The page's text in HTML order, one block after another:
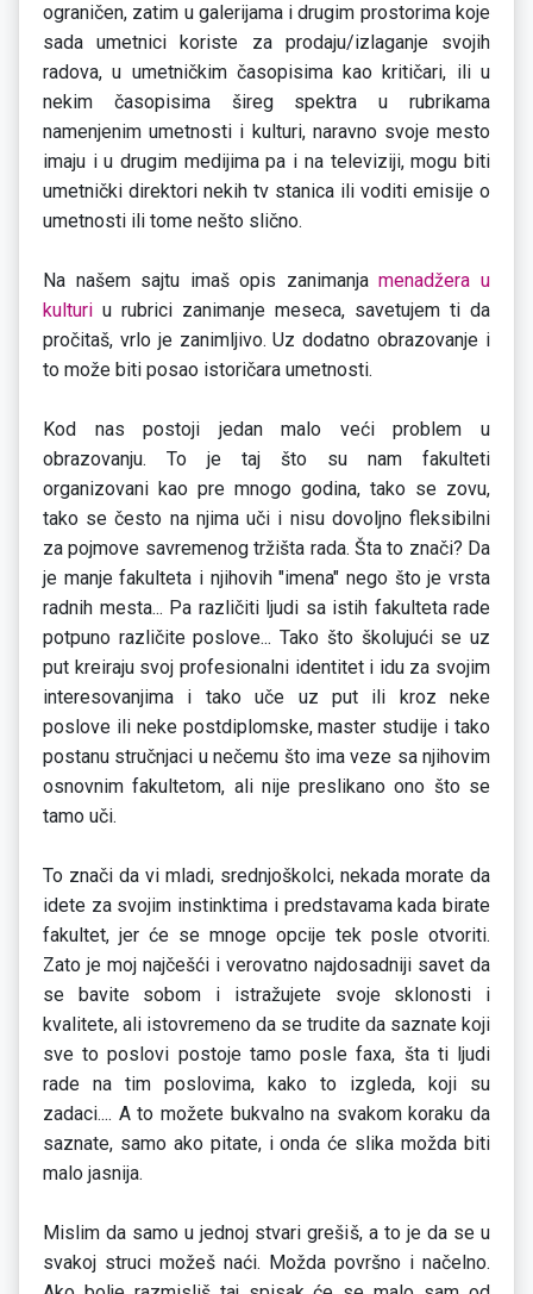
ograničen, zatim u galerijama i drugim prostorima koje
sada umetnici koriste za prodaju/izlaganje svojih
radova, u umetničkim časopisima kao kritičari, ili u
nekim časopisima šireg spektra u rubrikama
namenjenim umetnosti i kulturi, naravno svoje mesto
imaju i u drugim medijima pa i na televiziji, mogu biti
umetnički direktori nekih tv stanica ili voditi emisije o
umetnosti ili tome nešto slično.
Na našem sajtu imaš opis zanimanjamenadžera u
kulturi u rubrici zanimanje meseca, savetujem ti da
pročitaš, vrlo je zanimljivo. Uz dodatno obrazovanje i
to može biti posao istoričara umetnosti.
Kod nas postoji jedan malo veći problem u
obrazovanju. To je taj što su nam fakulteti
organizovani kao pre mnogo godina, tako se zovu,
tako se često na njima uči i nisu dovoljno fleksibilni
za pojmove savremenog tržišta rada. Šta to znači? Da
je manje fakulteta i njihovih "imena" nego što je vrsta
radnih mesta... Pa različiti ljudi sa istih fakulteta rade
potpuno različite poslove... Tako što školujući se uz
put kreiraju svoj profesionalni identitet i idu za svojim
interesovanjima i tako uče uz put ili kroz neke
poslove ili neke postdiplomske, master studije i tako
postanu stručnjaci u nečemu što ima veze sa njihovim
osnovnim fakultetom, ali nije preslikano ono što se
tamo uči.
To znači da vi mladi, srednjoškolci, nekada morate da
idete za svojim instinktima i predstavama kada birate
fakultet, jer će se mnoge opcije tek posle otvoriti.
Zato je moj najčešći i verovatno najdosadniji savet da
se bavite sobom i istražujete svoje sklonosti i
kvalitete, ali istovremeno da se trudite da saznate koji
sve to poslovi postoje tamo posle faxa, šta ti ljudi
rade na tim poslovima, kako to izgleda, koji su
zadaci.... A to možete bukvalno na svakom koraku da
saznate, samo ako pitate, i onda će slika možda biti
malo jasnija.
Mislim da samo u jednoj stvari grešiš, a to je da se u
svakoj struci možeš naći. Možda površno i načelno.